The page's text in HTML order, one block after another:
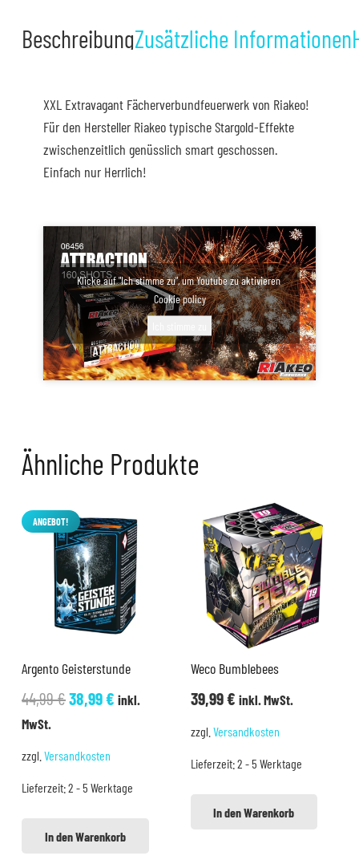
BeschreibungZusätzliche Informationen
XXL Extravagant Fächerverbundfeuerwerk von Riakeo!
Für den Hersteller Riakeo typische Stargold-Effekte
zwischenzeitlich genüsslich smart geschossen.
Einfach nur Herrlich!
Klicke auf "Ich stimme zu", um Youtube zu aktivieren
Cookie policy
Ähnliche Produkte
ANGEBOT!
Argento Geisterstunde
44,99€Ursprünglicher
38,99€Aktueller
inkl.
MwSt.
zzgl. Versandkosten
Lieferzeit:2 - 5 Werktage
In den Warenkorb
Weco Bumblebees
39,99€ inkl. MwSt.
zzgl. Versandkosten
Lieferzeit:2 - 5 Werktage
In den Warenkorb